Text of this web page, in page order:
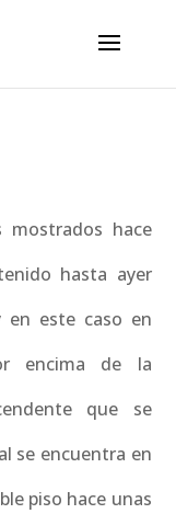
hace
hasta ayer
en este caso en
encima de la
que se
se encuentra en
piso hace unas